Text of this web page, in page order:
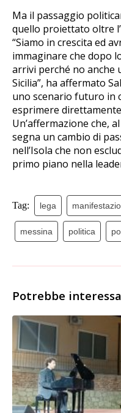
Ma il passaggio
quello proiettato oltre
“Siamo in crescita ed
immaginare che dopo
arrivi perché no anche
Sicilia”, ha affermato
uno scenario futuro in
esprimere direttamente
Un’affermazione che,
segna un cambio di
nell’Isola che non
primo piano nella
Tag: lega
messina politica
Potrebbe